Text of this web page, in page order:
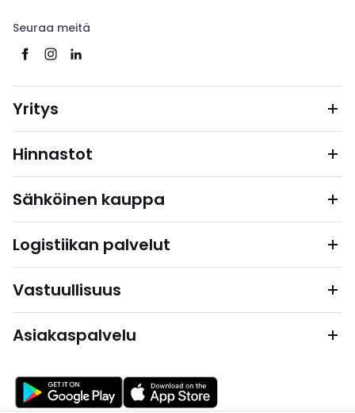
Seuraa meitä
Yritys
Hinnastot
Sähköinen kauppa
Logistiikan palvelut
Vastuullisuus
Asiakaspalvelu